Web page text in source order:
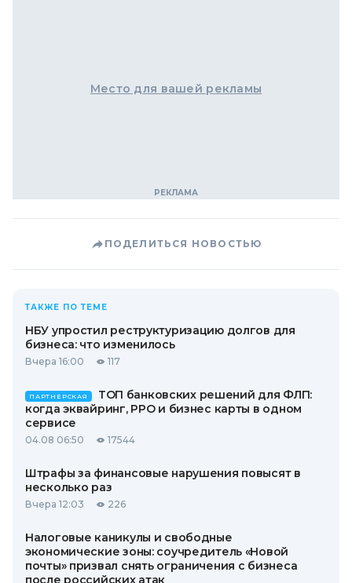
Место для вашей рекламы
ПОДЕЛИТЬСЯ НОВОСТЬЮ
ТАКЖЕ ПО ТЕМЕ
НБУ упростил реструктуризацию долгов для
бизнеса: что изменилось
Вчера 16:00 117
ПАРТНЕРСКАЯ
ТОП банковских решений для ФЛП:
когда эквайринг, РРО и бизнес карты в одном
сервисе
04.08 06:50 17544
Штрафы за финансовые нарушения повысят в
несколько раз
Вчера 12:03 226
Налоговые каникулы и свободные
экономические зоны: соучредитель «Новой
почты» призвал снять ограничения с бизнеса
после российских атак